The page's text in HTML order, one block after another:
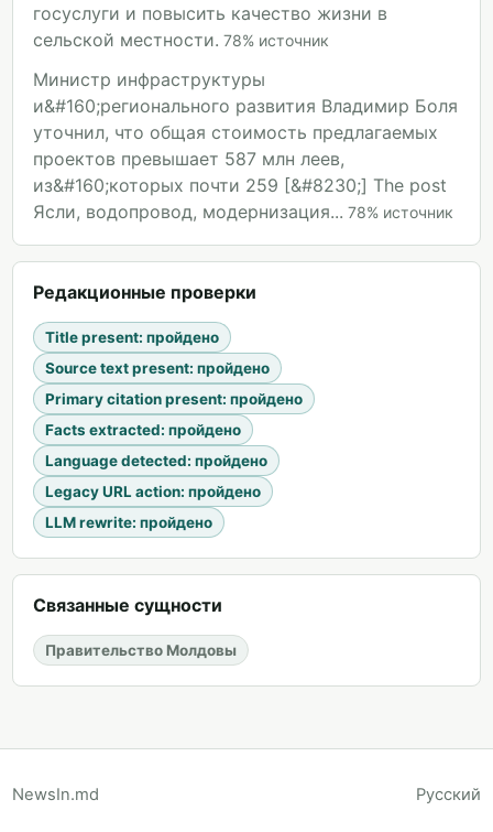
госуслуги и повысить качество жизни в
сельской местности. 78% источник
Министр инфраструктуры
и&#160;регионального развития Владимир Боля
уточнил, что общая стоимость предлагаемых
проектов превышает 587 млн леев,
из&#160;которых почти 259 [&#8230;] The post
Ясли, водопровод, модернизация... 78% источник
Редакционные проверки
Title present: пройдено
Source text present: пройдено
Primary citation present: пройдено
Facts extracted: пройдено
Language detected: пройдено
Legacy URL action: пройдено
LLM rewrite: пройдено
Связанные сущности
Правительство Молдовы
NewsIn.md Русский